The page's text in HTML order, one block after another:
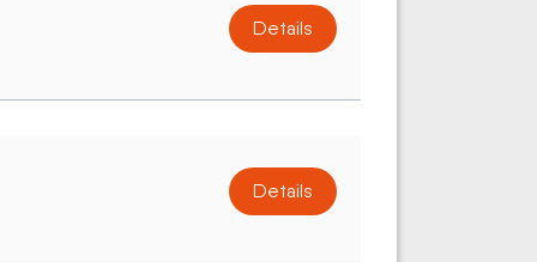
Details
Details